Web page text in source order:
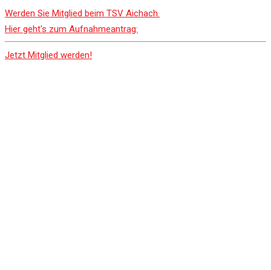
Werden Sie Mitglied beim TSV Aichach.
Hier geht's zum Aufnahmeantrag:
Jetzt Mitglied werden!